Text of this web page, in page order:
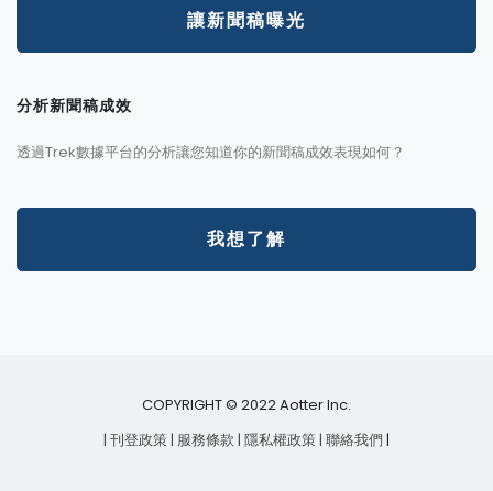
讓新聞稿曝光
分析新聞稿成效
透過Trek數據平台的分析讓您知道你的新聞稿成效表現如何？
我想了解
COPYRIGHT © 2022 Aotter Inc.
| 刊登政策| 服務條款 | 隱私權政策| 聯絡我們 |